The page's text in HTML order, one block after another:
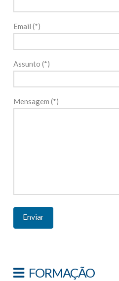
Email (*)
Assunto (*)
Mensagem (*)
FORMAÇÃO